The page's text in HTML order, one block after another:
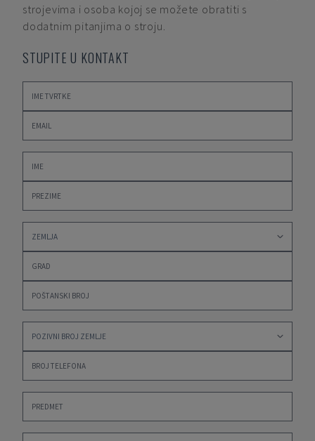
strojevima i osoba kojoj se možete obratiti s
dodatnim pitanjima o stroju.
STUPITE U KONTAKT